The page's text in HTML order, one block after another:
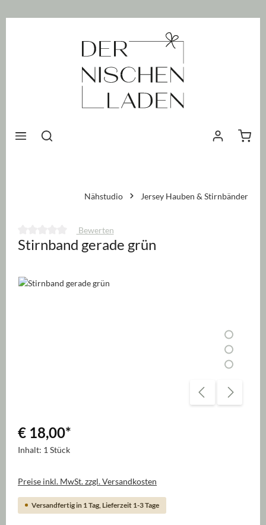
Nähstudio Jersey Hauben & Stirnbänder
Durchschnittliche Bewertung von 0 von 5 Sternen
Bewerten
Stirnband gerade grün
Bildergalerie überspringen
€ 18,00*
Inhalt: 1 Stück
Preise inkl. MwSt. zzgl. Versandkosten
Versandfertig in 1 Tag, Lieferzeit 1-3 Tage